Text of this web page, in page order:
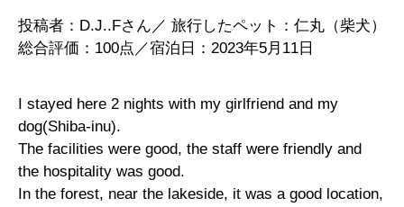
投稿者：D.J..Fさん／ 旅行したペット：仁丸（柴犬）
総合評価：100点／宿泊日：2023年5月11日
I stayed here 2 nights with my girlfriend and my
dog(Shiba-inu).
The facilities were good, the staff were friendly and
the hospitality was good.
In the forest, near the lakeside, it was a good location,